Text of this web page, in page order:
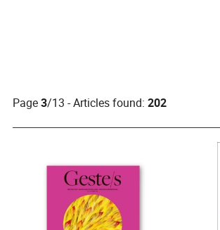
Page3/13 - Articles found:202